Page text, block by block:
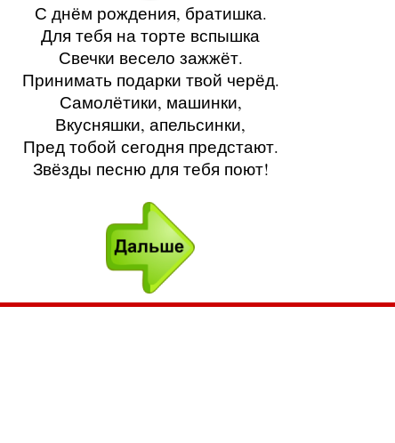
С днём рождения, братишка.
Для тебя на торте вспышка
Свечки весело зажжёт.
Принимать подарки твой черёд.
Самолётики, машинки,
Вкусняшки, апельсинки,
Пред тобой сегодня предстают.
Звёзды песню для тебя поют!